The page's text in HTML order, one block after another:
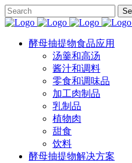
酵母抽提物食品应用
汤羹和高汤
酱汁和调料
零食和调味品
加工肉制品
乳制品
植物肉
甜食
饮料
酵母抽提物解决方案